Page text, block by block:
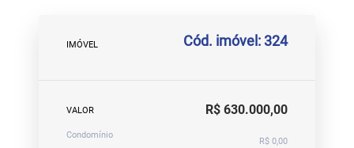
IMÓVEL Cód. imóvel: 324
VALOR R$ 630.000,00
Condomínio
R$ 0,00